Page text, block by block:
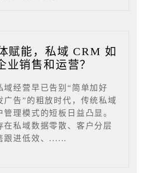
赋能，私域 CRM 如
业销售和运营？
域经营早已告别“简单加好
广告”的粗放时代，传统私域
管理模式的短板日益凸显。
在私域数据零散、客户分层
跟进低效、......